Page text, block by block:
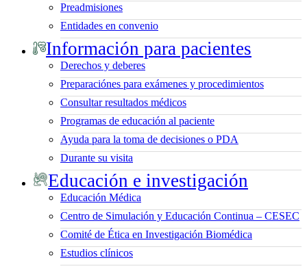
Preadmisiones
Entidades en convenio
Información para pacientes
Derechos y deberes
Preparaciónes para exámenes y procedimientos
Consultar resultados médicos
Programas de educación al paciente
Ayuda para la toma de decisiones o PDA
Durante su visita
Educación e investigación
Educación Médica
Centro de Simulación y Educación Continua – CESEC
Comité de Ética en Investigación Biomédica
Estudios clínicos